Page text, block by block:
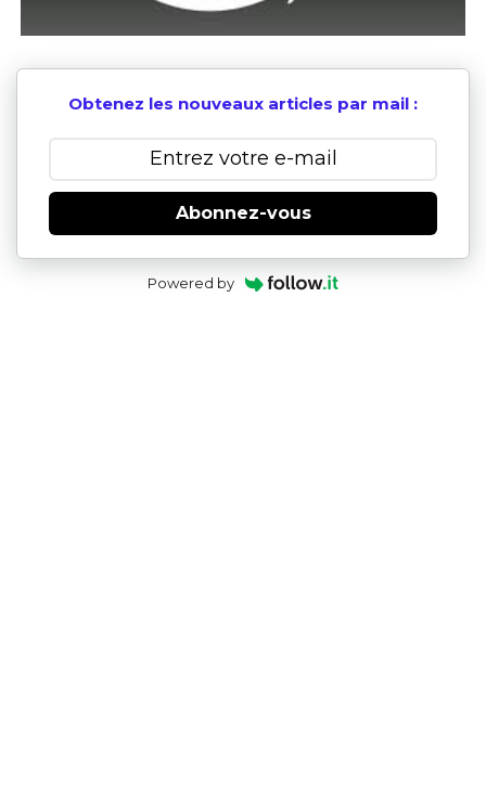
Obtenez les nouveaux articles par mail :
Abonnez-vous
Powered by